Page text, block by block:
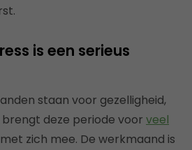
is een serieus
staan voor gezelligheid,
brengt deze periode voor veel
met zich mee. De werkmaand is